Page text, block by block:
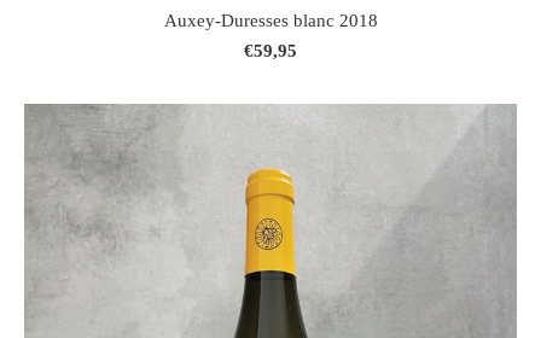
Auxey-Duresses blanc 2018
€59,95